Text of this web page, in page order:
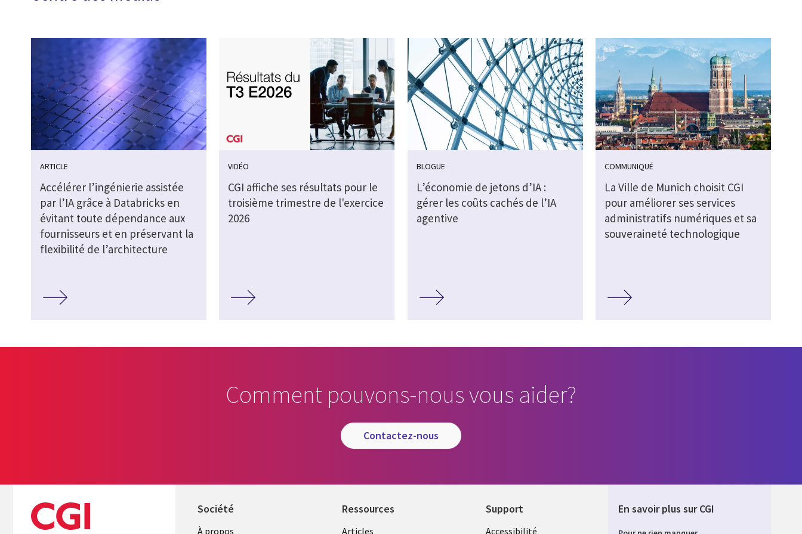
ARTICLE
Accélérer l’ingénierie assistée
par l’IA grâce à Databricks en
évitant toute dépendance aux
fournisseurs et en préservant la
flexibilité de l’architecture
VIDÉO
CGI affiche ses résultats pour le
troisième trimestre de l'exercice
2026
BLOGUE
L’économie de jetons d’IA :
gérer les coûts cachés de l’IA
agentive
COMMUNIQUÉ
La Ville de Munich choisit CGI
pour améliorer ses services
administratifs numériques et sa
souveraineté technologique
Comment pouvons-nous vous aider?
contactez-nous
Société
À propos
Ressources
Articles
Support
Accessibilité
En savoir plus sur CGI